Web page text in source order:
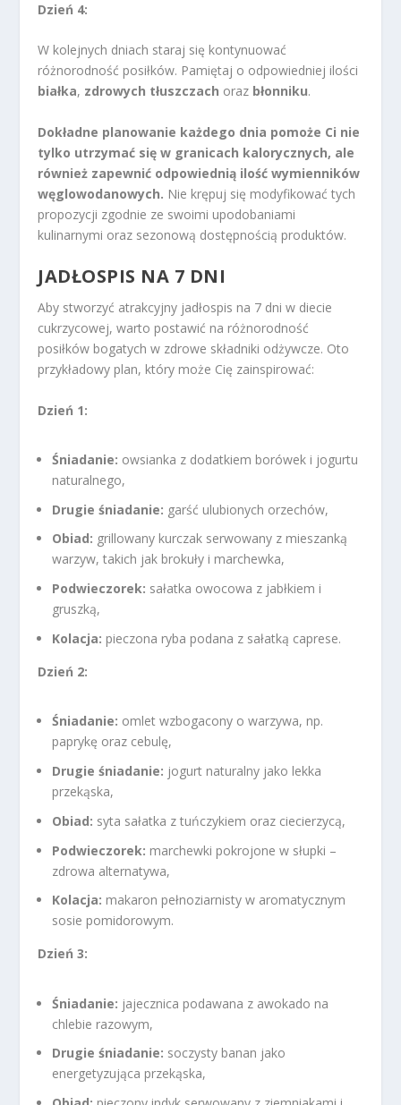
Dzień 4:
W kolejnych dniach staraj się kontynuować
różnorodność posiłków. Pamiętaj o odpowiedniej ilości
białka, zdrowych tłuszczach oraz błonniku.
Dokładne planowanie każdego dnia pomoże Ci nie
tylko utrzymać się w granicach kalorycznych, ale
również zapewnić odpowiednią ilość wymienników
węglowodanowych. Nie krępuj się modyfikować tych
propozycji zgodnie ze swoimi upodobaniami
kulinarnymi oraz sezonową dostępnością produktów.
JADŁOSPIS NA 7 DNI
Aby stworzyć atrakcyjny jadłospis na 7 dni w diecie
cukrzycowej, warto postawić na różnorodność
posiłków bogatych w zdrowe składniki odżywcze. Oto
przykładowy plan, który może Cię zainspirować:
Dzień 1:
Śniadanie: owsianka z dodatkiem borówek i jogurtu
naturalnego,
Drugie śniadanie: garść ulubionych orzechów,
Obiad: grillowany kurczak serwowany z mieszanką
warzyw, takich jak brokuły i marchewka,
Podwieczorek: sałatka owocowa z jabłkiem i
gruszką,
Kolacja: pieczona ryba podana z sałatką caprese.
Dzień 2:
Śniadanie: omlet wzbogacony o warzywa, np.
paprykę oraz cebulę,
Drugie śniadanie: jogurt naturalny jako lekka
przekąska,
Obiad: syta sałatka z tuńczykiem oraz ciecierzycą,
Podwieczorek: marchewki pokrojone w słupki –
zdrowa alternatywa,
Kolacja: makaron pełnoziarnisty w aromatycznym
sosie pomidorowym.
Dzień 3:
Śniadanie: jajecznica podawana z awokado na
chlebie razowym,
Drugie śniadanie: soczysty banan jako
energetyzująca przekąska,